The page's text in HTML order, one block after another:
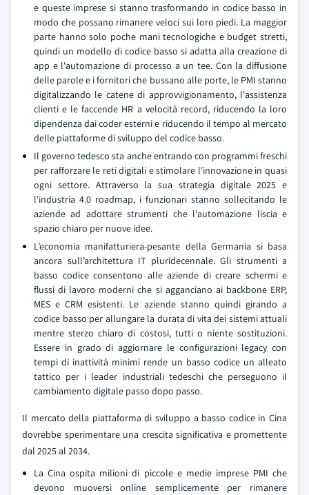
e queste imprese si stanno trasformando in codice basso in
modo che possano rimanere veloci sui loro piedi. La maggior
parte hanno solo poche mani tecnologiche e budget stretti,
quindi un modello di codice basso si adatta alla creazione di
app e l'automazione di processo a un tee. Con la diffusione
delle parole e i fornitori che bussano alle porte, le PMI stanno
digitalizzando le catene di approvvigionamento, l'assistenza
clienti e le faccende HR a velocità record, riducendo la loro
dipendenza dai coder esterni e riducendo il tempo al mercato
delle piattaforme di sviluppo del codice basso.
Il governo tedesco sta anche entrando con programmi freschi
per rafforzare le reti digitali e stimolare l'innovazione in quasi
ogni settore. Attraverso la sua strategia digitale 2025 e
l'industria 4.0 roadmap, i funzionari stanno sollecitando le
aziende ad adottare strumenti che l'automazione liscia e
spazio chiaro per nuove idee.
L’economia manifatturiera-pesante della Germania si basa
ancora sull’architettura IT pluridecennale. Gli strumenti a
basso codice consentono alle aziende di creare schermi e
flussi di lavoro moderni che si agganciano ai backbone ERP,
MES e CRM esistenti. Le aziende stanno quindi girando a
codice basso per allungare la durata di vita dei sistemi attuali
mentre sterzo chiaro di costosi, tutti o niente sostituzioni.
Essere in grado di aggiornare le configurazioni legacy con
tempi di inattività minimi rende un basso codice un alleato
tattico per i leader industriali tedeschi che perseguono il
cambiamento digitale passo dopo passo.
Il mercato della piattaforma di sviluppo a basso codice in Cina
dovrebbe sperimentare una crescita significativa e promettente
dal 2025 al 2034.
La Cina ospita milioni di piccole e medie imprese PMI che
devono muoversi online semplicemente per rimanere